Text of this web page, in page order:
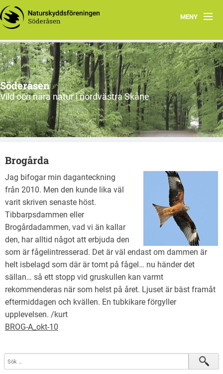
MENY
Ekbacken får rovdjursavvisande stängsel
Program
Aktuellt
Om oss
Utflykter
Skydd av personuppgifter
Natursnokarna
För nedladdning.
Maglaby kärr – restaurering
Söderåsen
Vild och nära natur i nordvästra Skåne
Brogårda
Jag bifogar min daganteckning
från 2010. Men den kunde lika väl
varit skriven senaste höst.
Tibbarpsdammen eller
Brogårdadammen, vad vi än kallar
den, har alltid något att erbjuda den
som är fågelintresserad. Det är väl endast om dammen är
helt isbelagd som där är tomt på fågel… nu händer det
sällan… så ett stopp vid gruskullen kan varmt
rekommenderas när som helst på året. Ljuset är bäst framåt
eftermiddagen och kvällen. En tubkikare förgyller
upplevelsen. /kurt
BROG-A_okt-10